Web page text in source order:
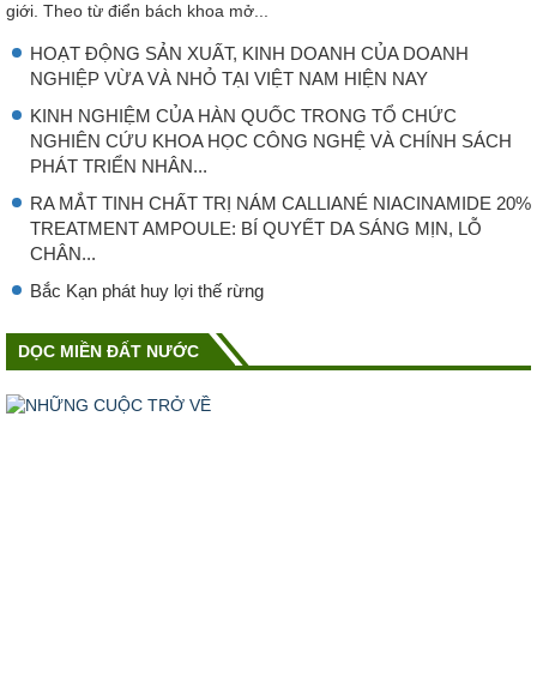
giới. Theo từ điển bách khoa mở...
HOẠT ĐỘNG SẢN XUẤT, KINH DOANH CỦA DOANH
NGHIỆP VỪA VÀ NHỎ TẠI VIỆT NAM HIỆN NAY
KINH NGHIỆM CỦA HÀN QUỐC TRONG TỔ CHỨC
NGHIÊN CỨU KHOA HỌC CÔNG NGHỆ VÀ CHÍNH SÁCH
PHÁT TRIỂN NHÂN...
RA MẮT TINH CHẤT TRỊ NÁM CALLIANÉ NIACINAMIDE 20%
TREATMENT AMPOULE: BÍ QUYẾT DA SÁNG MỊN, LỖ
CHÂN...
Bắc Kạn phát huy lợi thế rừng
DỌC MIỀN ĐẤT NƯỚC